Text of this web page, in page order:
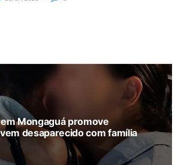
Mongaguá promove
desaparecido com família